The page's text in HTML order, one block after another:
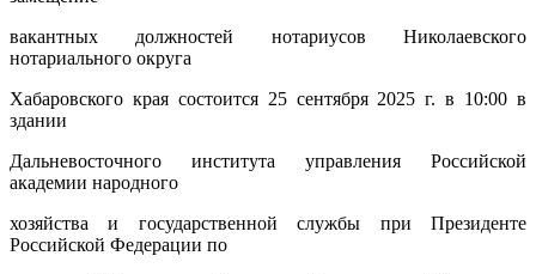
вакантных должностей нотариусов Николаевского
нотариального округа
Хабаровского края состоится 25 сентября 2025 г. в 10:00 в
здании
Дальневосточного института управления Российской
академии народного
хозяйства и государственной службы при Президенте
Российской Федерации по